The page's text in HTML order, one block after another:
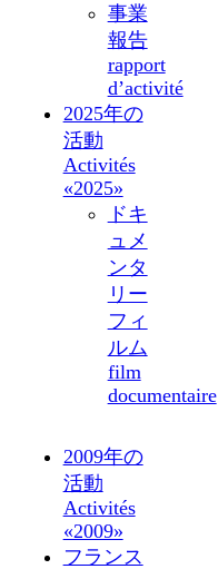
事業
報告
rapport
d’activité
2025年の
活動
Activités
«2025»
ドキ
ュメ
ンタ
リー
フィ
ルム
film
documentaire
2009年の
活動
Activités
«2009»
フランス